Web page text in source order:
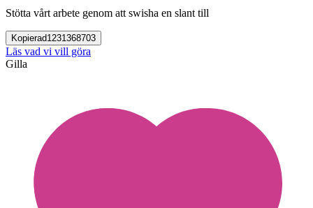
Stötta vårt arbete genom att swisha en slant till
Kopierad1231368703
Läs vad vi vill göra
Gilla